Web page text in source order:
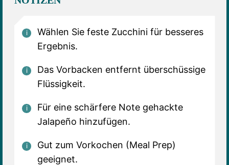
Wählen Sie feste Zucchini für besseres
Ergebnis.
Das Vorbacken entfernt überschüssige
Flüssigkeit.
Für eine schärfere Note gehackte
Jalapeño hinzufügen.
Gut zum Vorkochen (Meal Prep)
geeignet.